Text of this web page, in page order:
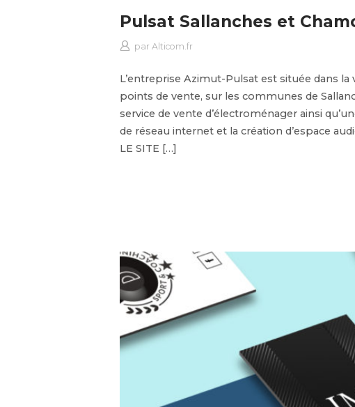
Pulsat Sallanches et
par Alticom.fr
L’entreprise Azimut-Pulsat est située dans la
points de vente, sur les communes de
service de vente d’électroménager ainsi
de réseau internet et la création d’espace
LE SITE […]